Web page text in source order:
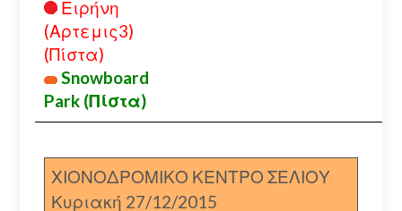
Ειρήνη
(Αρτεμις3)
(Πίστα)
Snowboard
Park (Πίστα)
ΧΙΟΝΟΔΡΟΜΙΚΟ ΚΕΝΤΡΟ ΣΕΛΙΟΥ
Κυριακή 27/12/2015